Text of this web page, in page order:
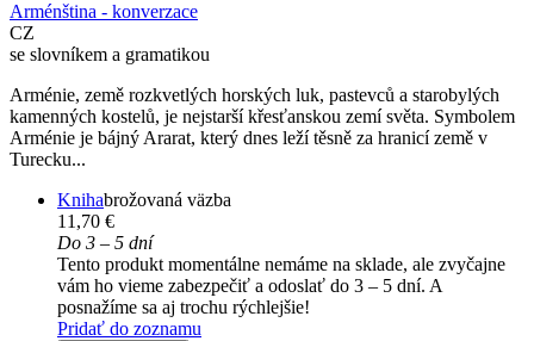
Arménština - konverzace
CZ
se slovníkem a gramatikou
Arménie, země rozkvetlých horských luk, pastevců a starobylých
kamenných kostelů, je nejstarší křesťanskou zemí světa. Symbolem
Arménie je bájný Ararat, který dnes leží těsně za hranicí země v
Turecku...
Knihabrožovaná väzba
11,70 €
Do 3 – 5 dní
Tento produkt momentálne nemáme na sklade, ale zvyčajne
vám ho vieme zabezpečiť a odoslať do 3 – 5 dní. A
posnažíme sa aj trochu rýchlejšie!
Pridať do zoznamu